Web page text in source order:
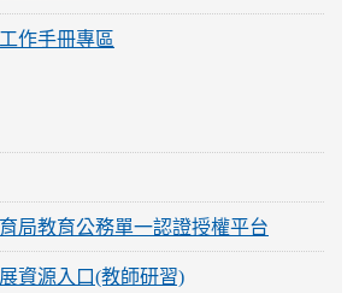
作手冊專區
局教育公務單一認證授權平台
資源入口(教師研習)